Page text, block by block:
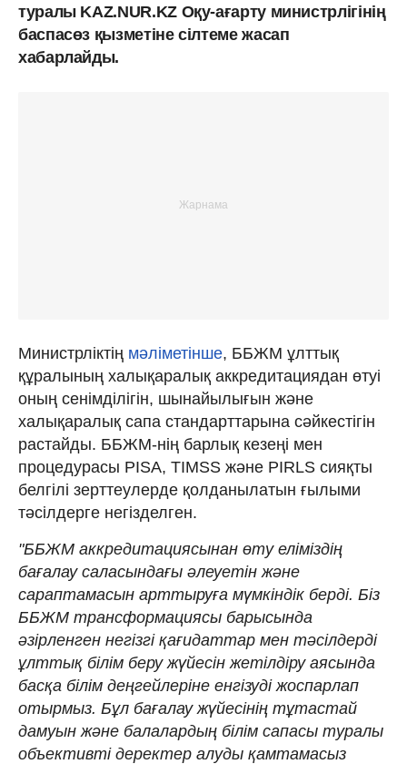
туралы KAZ.NUR.KZ Оқу-ағарту министрлігінің
баспасөз қызметіне сілтеме жасап
хабарлайды.
Министрліктің мәліметінше, ББЖМ ұлттық
құралының халықаралық аккредитациядан өтуі
оның сенімділігін, шынайылығын және
халықаралық сапа стандарттарына сәйкестігін
растайды. ББЖМ-нің барлық кезеңі мен
процедурасы PISA, TIMSS және PIRLS сияқты
белгілі зерттеулерде қолданылатын ғылыми
тәсілдерге негізделген.
"ББЖМ аккредитациясынан өту еліміздің
бағалау саласындағы әлеуетін және
сараптамасын арттыруға мүмкіндік берді. Біз
ББЖМ трансформациясы барысында
әзірленген негізгі қағидаттар мен тәсілдерді
ұлттық білім беру жүйесін жетілдіру аясында
басқа білім деңгейлеріне енгізуді жоспарлап
отырмыз. Бұл бағалау жүйесінің тұтастай
дамуын және балалардың білім сапасы туралы
объективті деректер алуды қамтамасыз